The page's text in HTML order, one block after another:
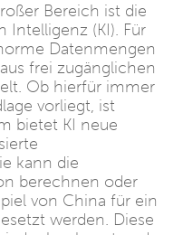
Bereich ist die
Intelligenz (KI). Für
Datenmengen
frei zugänglichen
Ob hierfür immer
vorliegt, ist
bietet KI neue
kann die
berechnen oder
von China für ein
werden. Diese